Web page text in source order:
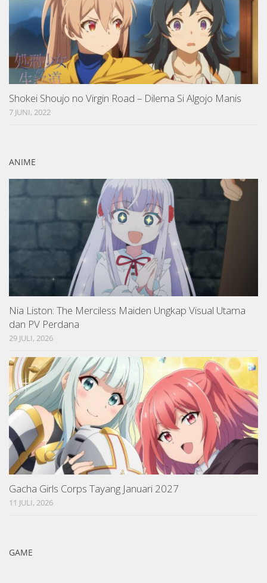
Shokei Shoujo no Virgin Road – Dilema Si Algojo Manis
7 JUNI, 2022
ANIME
Nia Liston: The Merciless Maiden Ungkap Visual Utama
dan PV Perdana
29 JULI, 2026
Gacha Girls Corps Tayang Januari 2027
11 JULI, 2026
GAME